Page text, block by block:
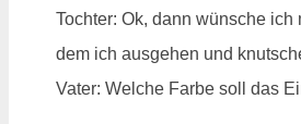
Tochter: Ok, dann wünsche ich
dem ich ausgehen und
Vater: Welche Farbe soll das